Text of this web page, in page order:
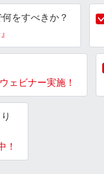
をすべきか？
ェビナー実施！
！